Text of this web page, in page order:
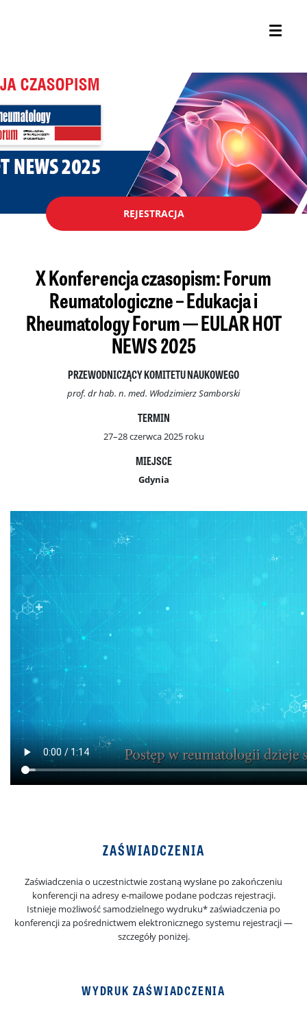
REJESTRACJA
X Konferencja czasopism: Forum
Reumatologiczne – Edukacja i
Rheumatology Forum — EULAR HOT
NEWS 2025
PRZEWODNICZĄCY KOMITETU NAUKOWEGO
prof. dr hab. n. med. Włodzimierz Samborski
TERMIN
27–28 czerwca 2025 roku
MIEJSCE
Gdynia
ZAŚWIADCZENIA
Zaświadczenia o uczestnictwie zostaną wysłane po zakończeniu
konferencji na adresy e-mailowe podane podczas rejestracji.
Istnieje możliwość samodzielnego wydruku* zaświadczenia po
konferencji za pośrednictwem elektronicznego systemu rejestracji —
szczegóły poniżej.
WYDRUK ZAŚWIADCZENIA